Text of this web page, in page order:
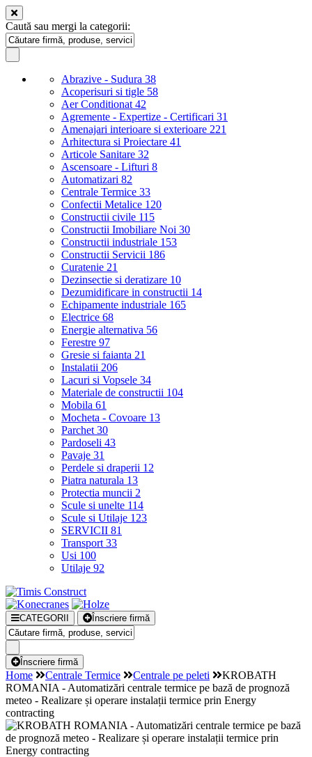
Caută sau mergi la categorii:
Abrazive - Sudura 38
Acoperisuri si tigle 58
Aer Conditionat 42
Agremente - Expertize - Certificari 31
Amenajari interioare si exterioare 221
Arhitectura si Proiectare 41
Articole Sanitare 32
Ascensoare - Lifturi 8
Automatizari 82
Centrale Termice 33
Confectii Metalice 120
Constructii civile 115
Constructii Imobiliare Noi 30
Constructii industriale 153
Constructii Servicii 186
Curatenie 21
Dezinsectie si deratizare 10
Dezumidificare in constructii 14
Echipamente industriale 165
Electrice 68
Energie alternativa 56
Ferestre 97
Gresie si faianta 21
Instalatii 206
Lacuri si Vopsele 34
Materiale de constructii 104
Mobila 61
Mocheta - Covoare 13
Parchet 30
Pardoseli 43
Pavaje 31
Perdele si draperii 12
Piatra naturala 13
Protectia muncii 2
Scule si unelte 114
Scule si Utilaje 123
SERVICII 81
Transport 33
Usi 100
Utilaje 92
CATEGORII Înscriere firmă
Înscriere firmă
Home Centrale Termice Centrale pe peleti
KROBATH
ROMANIA - Automatizări centrale termice pe bază de prognoză
meteo - Realizare și operare instalații termice prin Energy
contracting